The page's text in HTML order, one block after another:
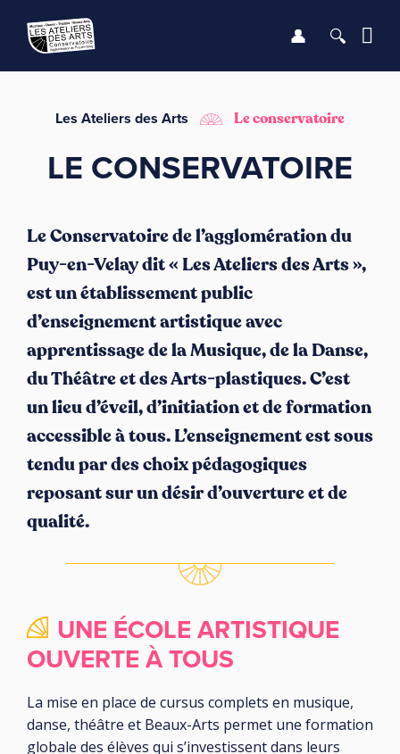
LE CONSERVATOIRE
DÉBUTER
SAISON
INFOS PRATIQUES
Se
Les Ateliers des Arts Le conservatoire
LE CONSERVATOIRE
Le Conservatoire de l’agglomération du
Puy-en-Velay dit « Les Ateliers des Arts »,
est un établissement public
d’enseignement artistique avec
apprentissage de la Musique, de la Danse,
du Théâtre et des Arts-plastiques. C’est
un lieu d’éveil, d’initiation et de formation
accessible à tous. L’enseignement est sous
tendu par des choix pédagogiques
reposant sur un désir d’ouverture et de
qualité.
UNE ÉCOLE ARTISTIQUE
OUVERTE À TOUS
La mise en place de cursus complets en musique,
danse, théâtre et Beaux-Arts permet une formation
globale des élèves qui s’investissent dans leurs